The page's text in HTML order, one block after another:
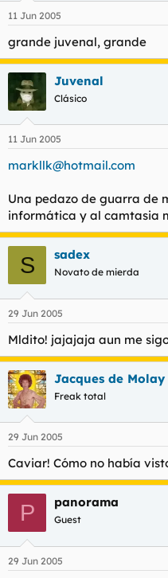
11 Jun 2005
grande juvenal, grande
Juvenal
Clásico
11 Jun 2005
markllk@hotmail.com
Una pedazo de guarra de
informática y al camtasia
S sadex
Novato de mierda
29 Jun 2005
Mldito! jajajaja aun me
Jacques de Molay
Freak total
29 Jun 2005
Caviar! Cómo no había
P panorama
Guest
29 Jun 2005